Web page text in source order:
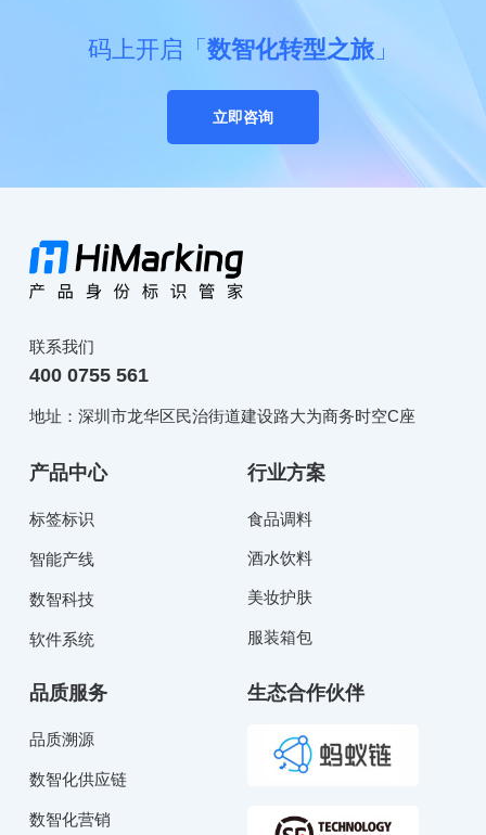
码上开启「 数智化转型之旅」
立即咨询
联系我们
400 0755 561
地址：深圳市龙华区民治街道建设路大为商务时空C座
产品中心
标签标识
智能产线
数智科技
软件系统
行业方案
食品调料
酒水饮料
美妆护肤
服装箱包
品质服务
品质溯源
数智化供应链
数智化营销
生态合作伙伴